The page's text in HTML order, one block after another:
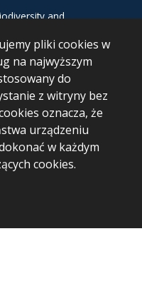
pliki cookies w
na najwyższym
do
z witryny bez
oznacza, że
urządzeniu
w każdym
cookies.
and
project
the European
research and
under Grant